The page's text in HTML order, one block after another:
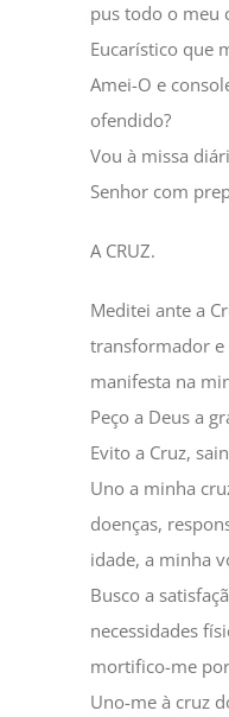
pus todo o meu
Eucarístico que
Amei-O e
ofendido?
Vou à missa
Senhor com
A CRUZ.
Meditei ante a
transformador e
manifesta na
Peço a Deus a
Evito a Cruz,
Uno a minha
doenças,
idade, a minha
Busco a
necessidades
mortifico-me
Uno-me à cruz